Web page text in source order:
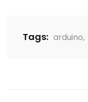
Tags: arduino,